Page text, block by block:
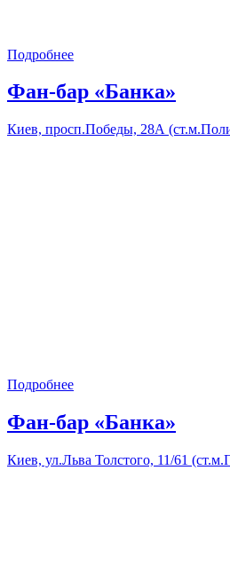
Подробнее
Фан-бар «Банка»
Киев, просп.Победы, 28А
Подробнее
Фан-бар «Банка»
Киев, ул.Льва Толстого, 11/61